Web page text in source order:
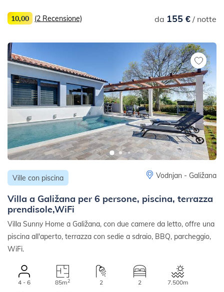
da 155 €/ notte
10,00 (2 Recensione)
Ville con piscina Vodnjan - Galižana
Villa a Galižana per 6 persone, piscina, terrazza
prendisole,WiFi
Villa Sunny Home a Galižana, con due camere da letto, offre una
piscina all'aperto, terrazza con sedie a sdraio, BBQ, parcheggio,
WiFi.
4 - 6 85m2 2 2 7.500m